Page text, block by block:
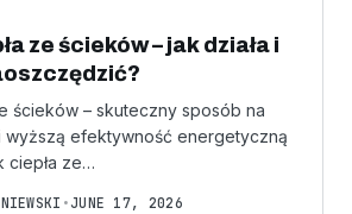
ze ścieków – jak działa i
ścieków – skuteczny sposób na
wyższą efektywność energetyczną
ciepła ze…
• JUNE 17, 2026